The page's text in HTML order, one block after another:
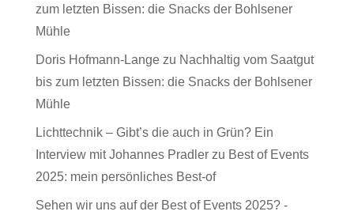
zum letzten Bissen: die Snacks der Bohlsener
Mühle
Doris Hofmann-Langezu Nachhaltig vom Saatgut
bis zum letzten Bissen: die Snacks der Bohlsener
Mühle
Lichttechnik – Gibt’s die auch in Grün? Ein
Interview mit Johannes Pradlerzu Best of Events
2025: mein persönliches Best-of
Sehen wir uns auf der Best of Events 2025? -